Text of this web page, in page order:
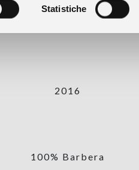
Statistiche
2016
100% Barbera